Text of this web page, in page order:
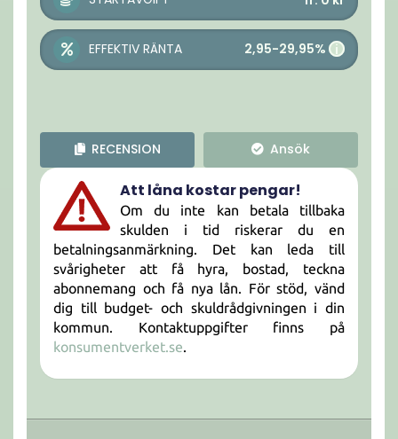
EFFEKTIV RÄNTA 2,95-29,95% i
RECENSION Ansök
Att låna kostar pengar!
Om du inte kan betala tillbaka
skulden i tid riskerar du en
betalningsanmärkning. Det kan leda till
svårigheter att få hyra, bostad, teckna
abonnemang och få nya lån. För stöd, vänd
dig till budget- och skuldrådgivningen i din
kommun. Kontaktuppgifter finns på
konsumentverket.se.